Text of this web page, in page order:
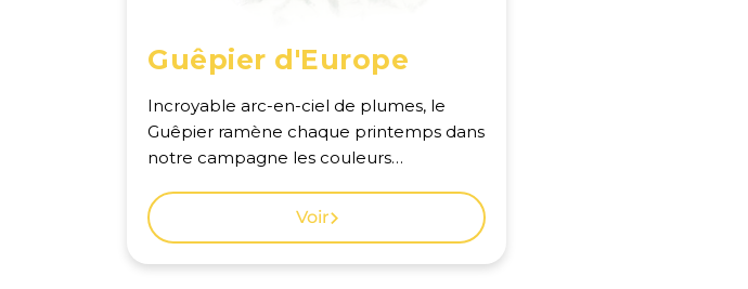
Guêpier d'Europe
Incroyable arc-en-ciel de plumes, le
Guêpier ramène chaque printemps dans
notre campagne les couleurs
l'apercevoir, tendez l'oreille durant vos
promenades : ce cri doux et roulé
signale à coup sûr ses va-et-vient
Voir